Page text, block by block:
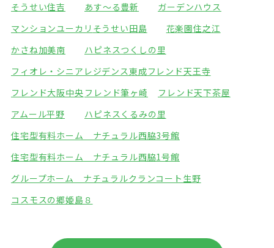
そうせい住吉
あす～る豊新
ガーデンハウス
マンションユーカリ そうせい田島
花楽園住之江
かさね加美南
ハピネスつくしの里
フィオレ・シニアレジデンス東成フレンド天王寺
フレンド大阪中央 フレンド筆ヶ崎
フレンド天下茶屋
アムール平野
ハピネスくるみの里
住宅型有料ホーム ナチュラル西脇3号館
住宅型有料ホーム ナチュラル西脇1号館
グループホーム ナチュラルクランコート生野
コスモスの郷姫島８